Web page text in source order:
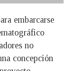
embarcarse
no
concepción